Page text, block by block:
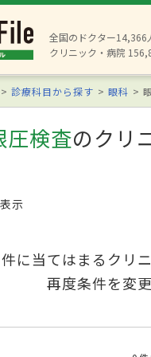
全国のドクター14,366
クリニック・病院
診療科目から探す 眼科
圧検査のクリ
示
に当てはまるクリ
再度条件を変